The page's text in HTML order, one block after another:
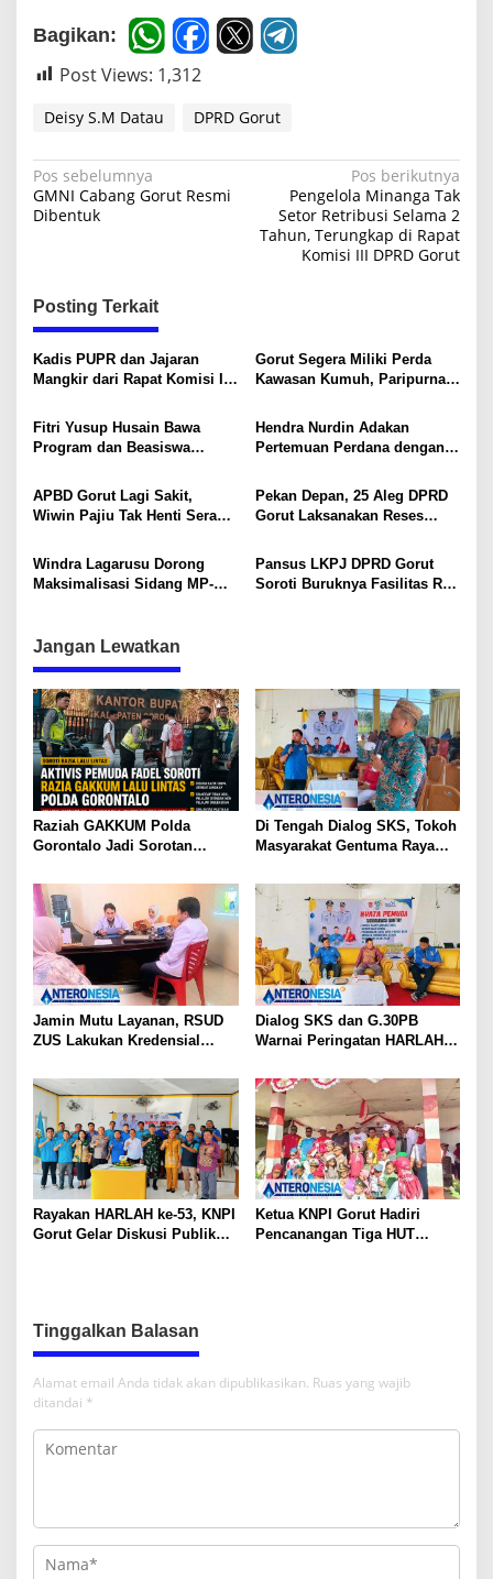
Bagikan:
Post Views: 1,312
Deisy S.M Datau DPRD Gorut
N
a
g
a
s
p
o
s
Pos sebelumnya
GMNI Cabang Gorut Resmi
Dibentuk
Pos berikutnya
Pengelola Minanga Tak
Setor Retribusi Selama 2
Tahun, Terungkap di Rapat
Komisi III DPRD Gorut
Posting Terkait
Kadis PUPR dan Jajaran
Mangkir dari Rapat Komisi II,
Kinerja
Gorut Segera Miliki Perda
Kawasan Kumuh, Paripurna
Fitri Yusup Husain Bawa
Program dan Beasiswa
Dusun Durian
Hendra Nurdin Adakan
Pertemuan Perdana dengan
DPRD Gorut di Desa Bulalo
APBD Gorut Lagi Sakit,
Wiwin Pajiu Tak Henti Serap
Pekan Depan, 25 Aleg DPRD
Gorut Laksanakan Reses
Windra Lagarusu Dorong
Maksimalisasi Sidang MP-
Pansus LKPJ DPRD Gorut
Soroti Buruknya Fasilitas RS
Jangan Lewatkan
Raziah GAKKUM Polda
Gorontalo Jadi Sorotan
Evaluasi Petugas
Di Tengah Dialog SKS, Tokoh
Masyarakat Gentuma Raya
Kematian Remaja yang Masih
Misteri
Jamin Mutu Layanan, RSUD
ZUS Lakukan Kredensial
Konservasi Gigi
Dialog SKS dan G.30PB
Warnai Peringatan HARLAH
Rayakan HARLAH ke-53, KNPI
Gorut Gelar Diskusi Publik
Ketua KNPI Gorut Hadiri
Pencanangan Tiga HUT
Tinggalkan Balasan
Alamat email Anda tidak akan dipublikasikan. Ruas yang wajib
ditandai *